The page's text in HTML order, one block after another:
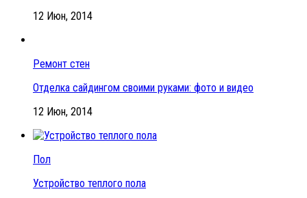
12 Июн, 2014
Ремонт стен
Отделка сайдингом своими руками: фото и видео
12 Июн, 2014
Пол
Устройство теплого пола